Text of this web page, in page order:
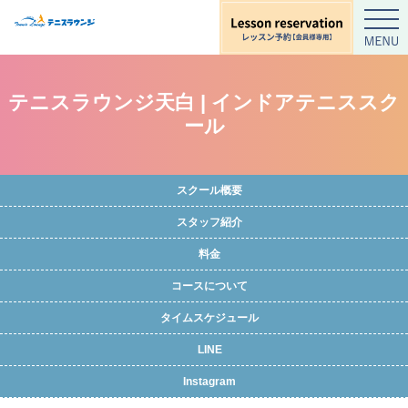
テニスラウンジ天白 | インドアテニススク
ール
スクール概要
スタッフ紹介
料金
コースについて
タイムスケジュール
LINE
Instagram